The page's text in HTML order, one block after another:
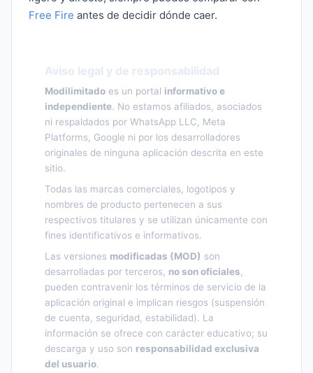
Free Fire antes de decidir dónde caer.
Aviso legal y de responsabilidad
Modilimitado es un portal informativo e
independiente. No estamos afiliados, asociados
ni respaldados por WhatsApp LLC, Meta
Platforms, Google ni por los desarrolladores
originales de ninguna aplicación descrita en este
sitio.
Todas las marcas comerciales, logotipos y
nombres de producto pertenecen a sus
respectivos titulares y se utilizan únicamente con
fines identificativos e informativos.
Las versiones modificadas (MOD) son
desarrolladas por terceros, no son oficiales
pueden contravenir los términos de servicio de la
aplicación original e implican riesgos (suspensión
de cuenta, seguridad, estabilidad). La
información se ofrece con carácter educativo; su
descarga y uso son responsabilidad exclusiva
del usuario.